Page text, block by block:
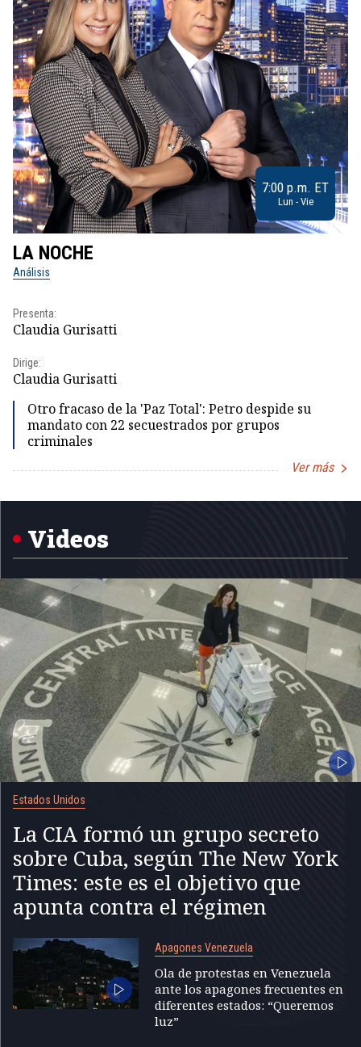
7:00 p.m. ET
Lun - Vie
LA NOCHE
Análisis
Presenta:
Claudia Gurisatti
Dirige:
Claudia Gurisatti
Otro fracaso de la 'Paz Total': Petro despide su
mandato con 22 secuestrados por grupos
criminales
Ver más
Videos
Estados Unidos
La CIA formó un grupo secreto
sobre Cuba, según The New York
Times: este es el objetivo que
apunta contra el régimen
Apagones Venezuela
Ola de protestas en Venezuela
ante los apagones frecuentes en
diferentes estados: “Queremos
luz”